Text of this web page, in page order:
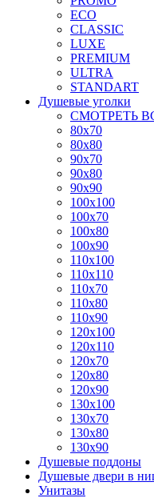
ECO
CLASSIC
LUXE
PREMIUM
ULTRA
STANDART
Душевые уголки
СМОТРЕТЬ
80x70
80x80
90x70
90x80
90x90
100x100
100x70
100x80
100x90
110x100
110x110
110x70
110x80
110x90
120x100
120x110
120x70
120x80
120x90
130x100
130x70
130x80
130x90
Душевые поддоны
Душевые двери в
Унитазы